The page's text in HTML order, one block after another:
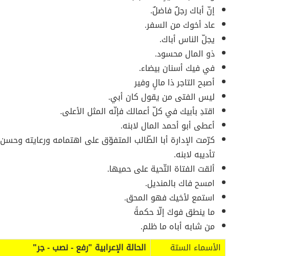
إنّ أباك رجلٌ فاضلٌ.
عاد أخوك من السفر.
يجلّ الناس أباك.
ذو المال محسود.
في فيك أسنان بيضاء.
أصبح التاجر ذا مالٍ وفير
ليس الفتى من يقول كان أبي.
اقتدِ بأبيك في كلّ أعمالك فإنّه المثل الأعلى.
أعطى أبو أحمد المال لابنه.
كرّمت الإدارة أبا الطّالب المتفوّق على اهتمامه ورعايته وحسن
تأديبه لابنه.
ألقت الفتاة التّحية على حميها.
امسح فاك بالمنديل.
استمع لأخيك فهو المحق.
ما ينطق فوكَ إلّا حكمةً
من شابه أباه ما ظلم.
الأسماء الستة
الحالة الإعرابية "رفع - نصب - جر"